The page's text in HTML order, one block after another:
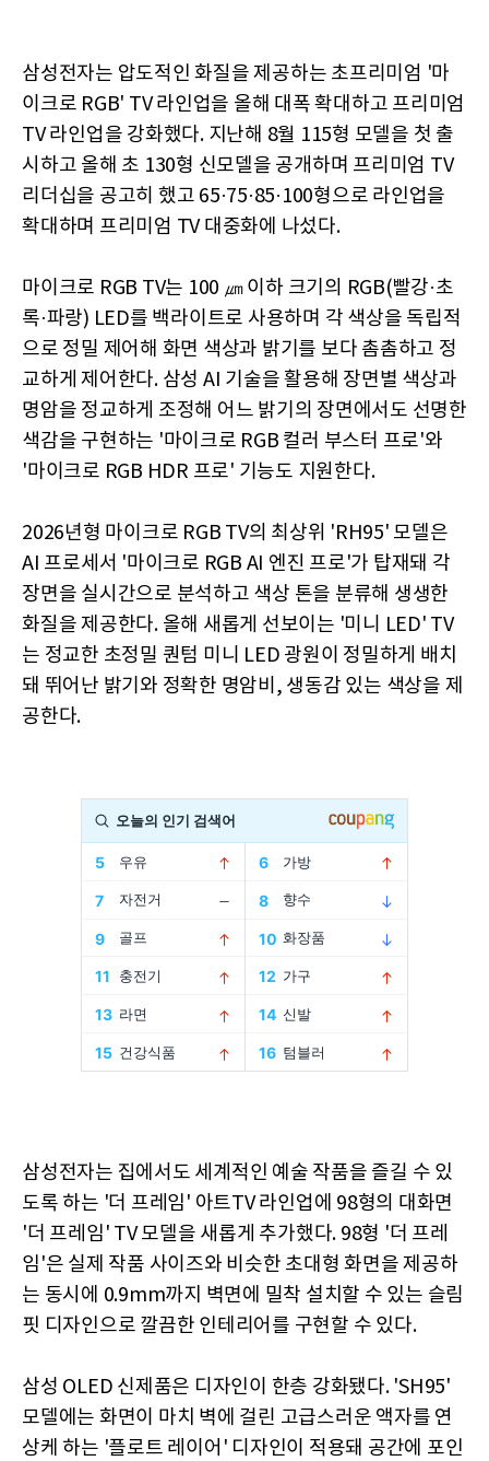
삼성전자는 압도적인 화질을 제공하는 초프리미엄 '마
이크로 RGB' TV 라인업을 올해 대폭 확대하고 프리미엄
TV 라인업을 강화했다. 지난해 8월 115형 모델을 첫 출
시하고 올해 초 130형 신모델을 공개하며 프리미엄 TV
리더십을 공고히 했고 65·75·85·100형으로 라인업을
확대하며 프리미엄 TV 대중화에 나섰다.
마이크로 RGB TV는 100 ㎛ 이하 크기의 RGB(빨강·초
록·파랑) LED를 백라이트로 사용하며 각 색상을 독립적
으로 정밀 제어해 화면 색상과 밝기를 보다 촘촘하고 정
교하게 제어한다. 삼성 AI 기술을 활용해 장면별 색상과
명암을 정교하게 조정해 어느 밝기의 장면에서도 선명한
색감을 구현하는 '마이크로 RGB 컬러 부스터 프로'와
'마이크로 RGB HDR 프로' 기능도 지원한다.
2026년형 마이크로 RGB TV의 최상위 'RH95' 모델은
AI 프로세서 '마이크로 RGB AI 엔진 프로'가 탑재돼 각
장면을 실시간으로 분석하고 색상 톤을 분류해 생생한
화질을 제공한다. 올해 새롭게 선보이는 '미니 LED' TV
는 정교한 초정밀 퀀텀 미니 LED 광원이 정밀하게 배치
돼 뛰어난 밝기와 정확한 명암비, 생동감 있는 색상을 제
공한다.
삼성전자는 집에서도 세계적인 예술 작품을 즐길 수 있
도록 하는 '더 프레임' 아트TV 라인업에 98형의 대화면
'더 프레임' TV 모델을 새롭게 추가했다. 98형 '더 프레
임'은 실제 작품 사이즈와 비슷한 초대형 화면을 제공하
는 동시에 0.9mm까지 벽면에 밀착 설치할 수 있는 슬림
핏 디자인으로 깔끔한 인테리어를 구현할 수 있다.
삼성 OLED 신제품은 디자인이 한층 강화됐다. 'SH95'
모델에는 화면이 마치 벽에 걸린 고급스러운 액자를 연
상케 하는 '플로트 레이어' 디자인이 적용돼 공간에 포인